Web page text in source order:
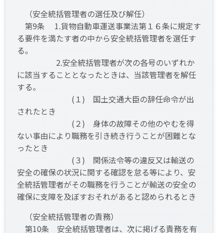
（安全統括管理者の選任及び解任）
第9条 1.貨物自動車運送事業法第１６条に規定す
る要件を満たす者の中から安全統括管理者を選任す
る。
2.安全統括管理者が次の各号のいずれか
に該当することとなったときは、当該管理者を解任
する。
(１) 国土交通大臣の辞任命令が出
されたとき
(２) 身体の故障その他のやむを得
ない事由により職務を引き続き行うことが困難とな
ったとき
(３) 関係法令等の違反又は輸送の
安全の確保の状況に関する確認を怠る等により、安
全統括管理者がその職務を行うことが輸送の安全の
確保に支障を及ぼすおそれがあると認められるとき
（安全統括管理者の責務）
第10条 安全統括管理者は、次に掲げる責務を有